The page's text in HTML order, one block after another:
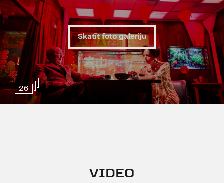
uzvārda kropļojums, līdzīgi tam, kā
slaveni zīmoli tiek aizstāti ar
viltojumiem, piemēram,Adibas vai
Dolce & Banana. No otras puses,
izrādes nosaukums ilustrē
Greiema Rolinsona izvirzīto
hipotēzi, ka neatkarīgi no burtu
kārtības, kamēr vien vārda pirmais
un pēdējais burts paliek savā vietā,
sintēzē ar tehnoloģiskajiem
26
Skatīt foto galeriju
VIDEO